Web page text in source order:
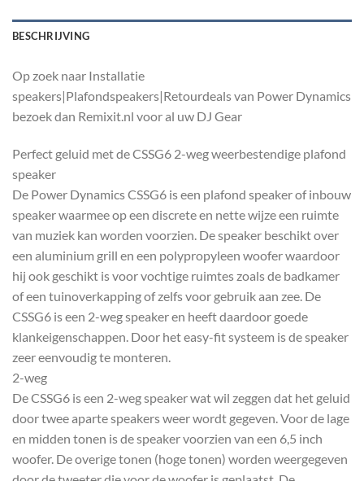
BESCHRIJVING
Op zoek naar Installatie
speakers|Plafondspeakers|Retourdeals van Power Dynamics
bezoek dan Remixit.nl voor al uw DJ Gear
Perfect geluid met de CSSG6 2-weg weerbestendige plafond
speaker
De Power Dynamics CSSG6 is een plafond speaker of inbouw
speaker waarmee op een discrete en nette wijze een ruimte
van muziek kan worden voorzien. De speaker beschikt over
een aluminium grill en een polypropyleen woofer waardoor
hij ook geschikt is voor vochtige ruimtes zoals de badkamer
of een tuinoverkapping of zelfs voor gebruik aan zee. De
CSSG6 is een 2-weg speaker en heeft daardoor goede
klankeigenschappen. Door het easy-fit systeem is de speaker
zeer eenvoudig te monteren.
2-weg
De CSSG6 is een 2-weg speaker wat wil zeggen dat het geluid
door twee aparte speakers weer wordt gegeven. Voor de lage
en midden tonen is de speaker voorzien van een 6,5 inch
woofer. De overige tonen (hoge tonen) worden weergegeven